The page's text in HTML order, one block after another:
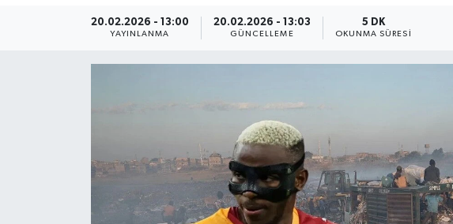
20.02.2026 - 13:00
YAYINLANMA
20.02.2026 - 13:03
GÜNCELLEME
5 DK
OKUNMA SÜRESI
Haber Arşivi